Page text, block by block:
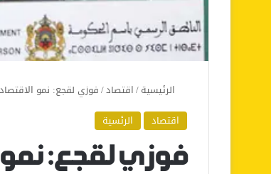
الرئيسية/اقتصاد/فوزي لقجع: نمو الاقتصاد
اقتصاد
الرئسية
فوزي لقجع: نمو